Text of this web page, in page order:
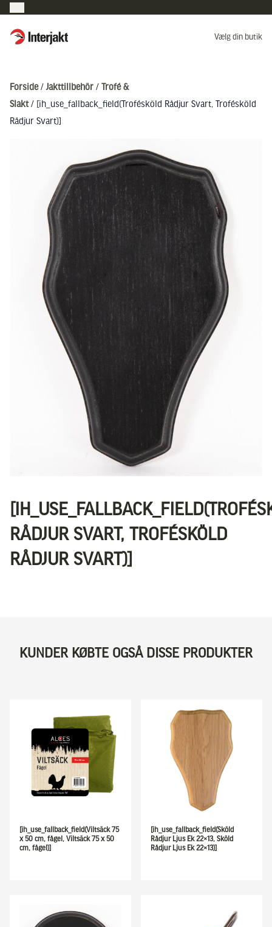
Interjakt DK Vælg din butik
Forside/ Jakttillbehör / Trofé &
Slakt/ [ih_use_fallback_field(Trofésköld Rådjur Svart, Trofésköld
Rådjur Svart)]
RÅDJUR SVART, TROFÉSKÖLD
RÅDJUR SVART)]
KUNDER KØBTE OGSÅ DISSE PRODUKTER
[ih_use_fallback_field(Viltsäck 75
x 50 cm, fågel, Viltsäck 75 x 50
cm, fågel)]
[ih_use_fallback_field(Sköld
Rådjur Ljus Ek 22×13, Sköld
Rådjur Ljus Ek 22×13)]